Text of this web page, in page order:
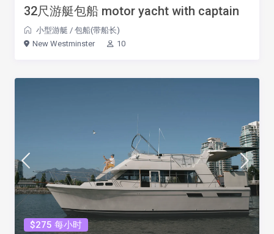
32尺游艇包船 motor yacht with captain
小型游艇 / 包船(带船长)
New Westminster
10
$275 每小时